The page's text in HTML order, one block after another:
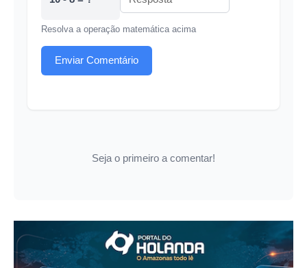
Resolva a operação matemática acima
Enviar Comentário
Seja o primeiro a comentar!